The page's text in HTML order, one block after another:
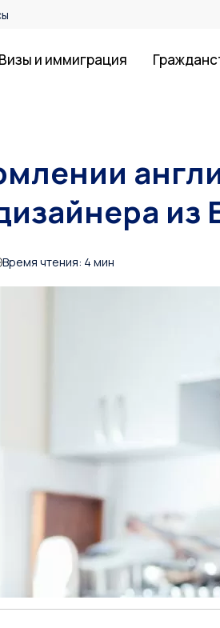
Визы и иммиграция
из
Время чтения: 4 мин